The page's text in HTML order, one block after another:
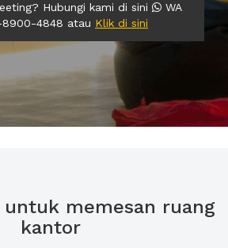
Hubungi kami di sini
WA
8900-4848 atau Klik di sini
untuk memesan ruang
kantor